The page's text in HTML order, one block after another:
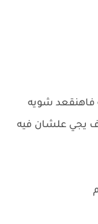
شويه
يجي علشان فيه